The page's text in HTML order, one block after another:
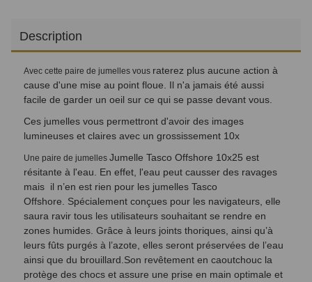
Description
Avec cette paire de jumelles vous raterez plus aucune action à
cause d'une mise au point floue. Il n'a jamais été aussi
facile de garder un oeil sur ce qui se passe devant vous.
Ces jumelles vous permettront d'avoir des images
lumineuses et claires avec un grossissement 10x
Une paire de jumelles Jumelle Tasco Offshore 10x25 est
résitante à l'eau. En effet, l'eau peut causser des ravages
mais il n’en est rien pour les jumelles Tasco
Offshore. Spécialement conçues pour les navigateurs, elle
saura ravir tous les utilisateurs souhaitant se rendre en
zones humides. Grâce à leurs joints thoriques, ainsi qu’à
leurs fûts purgés à l’azote, elles seront préservées de l’eau
ainsi que du brouillard.Son revêtement en caoutchouc la
protège des chocs et assure une prise en main optimale et